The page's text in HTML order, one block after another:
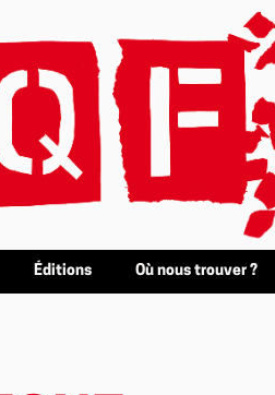
Éditions Où nous trouver ?